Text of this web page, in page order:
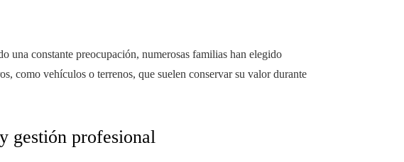
una constante preocupación, numerosas familias han elegido
como vehículos o terrenos, que suelen conservar su valor durante
gestión profesional